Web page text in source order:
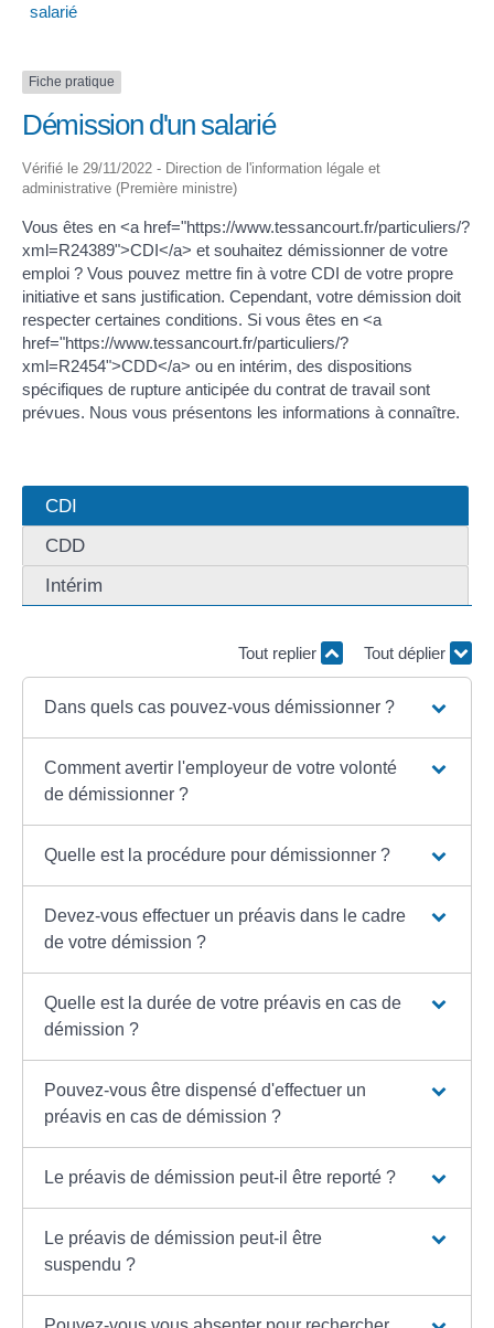
salarié
Fiche pratique
Démission d'un salarié
Vérifié le 29/11/2022 - Direction de l'information légale et
administrative (Première ministre)
Vous êtes en <a href="https://www.tessancourt.fr/particuliers/?
xml=R24389">CDI</a> et souhaitez démissionner de votre
emploi ? Vous pouvez mettre fin à votre CDI de votre propre
initiative et sans justification. Cependant, votre démission doit
respecter certaines conditions. Si vous êtes en <a
href="https://www.tessancourt.fr/particuliers/?
xml=R2454">CDD</a> ou en intérim, des dispositions
spécifiques de rupture anticipée du contrat de travail sont
prévues. Nous vous présentons les informations à connaître.
CDI
CDD
Intérim
Tout replier Tout déplier
Dans quels cas pouvez-vous démissionner ?
Comment avertir l'employeur de votre volonté
de démissionner ?
Quelle est la procédure pour démissionner ?
Devez-vous effectuer un préavis dans le cadre
de votre démission ?
Quelle est la durée de votre préavis en cas de
démission ?
Pouvez-vous être dispensé d'effectuer un
préavis en cas de démission ?
Le préavis de démission peut-il être reporté ?
Le préavis de démission peut-il être
suspendu ?